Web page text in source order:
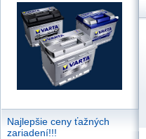
Najlepšie ceny ťažných
zariadení!!!